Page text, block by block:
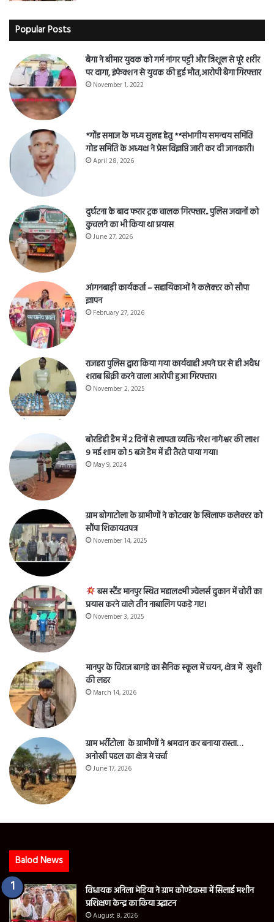
Popular Posts
बैगा ने बीमार युवक को गर्म नांगर पट्टी और त्रिशूल से पूरे शरीर
पर दागा, इंफेक्शन से युवक की हुई मौत,आरोपी बैगा गिरफ्तार
November 1, 2022
*गोंड समाज के मध्य सुलह हेतु **संभागीय समन्वय समिति
गोड समिति के अध्यक्ष ने प्रेस विज्ञप्ति जारी कर दी जानकारी।
April 28, 2026
दुर्घटना के बाद फरार ट्रक चालक गिरफ्तार.. पुलिस जवानों को
कुचलने का भी किया था प्रयास
June 27, 2026
आंगनबाड़ी कार्यकर्ता – सहायिकाओं नेे कलेक्टर को सौपा
ज्ञापन
February 27, 2026
राजहरा पुलिस द्वारा किया गया कार्यवाही अपने घर से ही अवैध
शराब बिक्री करने वाला आरोपी हुआ गिरफ्तार।
November 2, 2025
बोरडिही डैम में 2 दिनों से लापता व्यक्ति नरेश नागेश्वर की लाश
9 मई शाम को 5 बजे डैम में ही तैरते पाया गया।
May 9, 2024
ग्राम बोगाटोला के ग्रामीणों ने कोटवार के खिलाफ कलेक्टर को
सौंपा शिकायतपत्र
November 14, 2025
बस स्टैंड मानपुर स्थित महालक्ष्मी ज्वेलर्स दुकान में चोरी का
प्रयास करने वाले तीन नाबालिग पकड़े गए।
November 3, 2025
मानपुर के विराज बागड़े का सैनिक स्कूल में चयन, क्षेत्र में खुशी
की लहर
March 14, 2026
ग्राम भर्रीटोला के ग्रामीणों ने श्रमदान कर बनाया रास्ता…
अनोखी पहल का क्षेत्र मे चर्चा
June 17, 2026
Balod News
विधायक अनिला भेड़िया ने ग्राम कोण्डेकसा में सिलाई मशीन
प्रशिक्षण केन्द्र का किया उद्घाटन
August 8, 2026